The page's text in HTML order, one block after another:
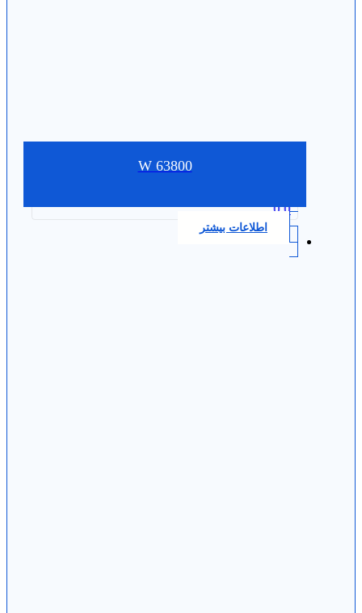
W 63800
0.0
اطلاعات بیشتر